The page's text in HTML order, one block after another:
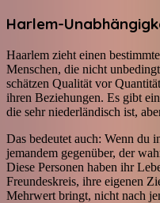
Harlem-
Haarlem zieht einen
Menschen, die nicht
schätzen Qualität vor
ihren Beziehungen. Es gibt
die sehr niederländisch ist,
Das bedeutet auch: Wenn du
jemandem gegenüber, der
Diese Personen haben ihr
Freundeskreis, ihre eigenen
Mehrwert bringt, nicht nach